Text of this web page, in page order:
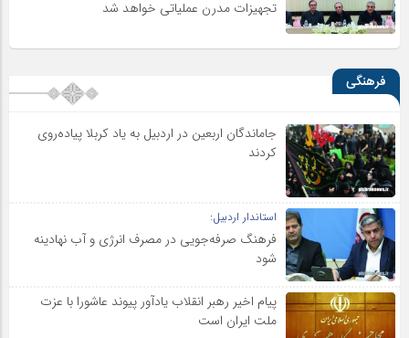
تجهیزات مدرن عملیاتی خواهد شد
فرهنگی
جاماندگان اربعین در اردبیل به یاد کربلا پیاده‌روی
کردند
استاندار اردبیل:
فرهنگ صرفه‌جویی در مصرف انرژی و آب نهادینه
شود
پیام اخیر رهبر انقلاب یادآور پیوند عاشورا با عزت
ملت ایران است